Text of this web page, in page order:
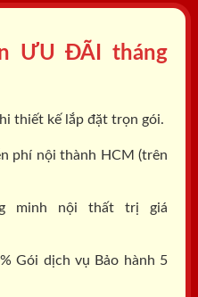
ƯU ĐÃI tháng
thiết kế lắp đặt trọn gói.
phí nội thành HCM (trên
minh nội thất trị giá
Gói dịch vụ Bảo hành 5